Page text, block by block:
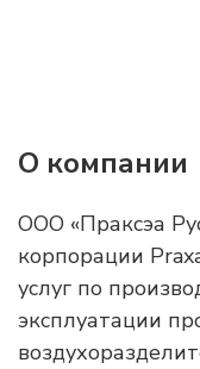
О компании
ООО «Праксэа
корпорации
услуг по
эксплуатации